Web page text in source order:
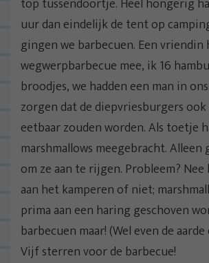
uur dan eindelijk de tent op
gingen we barbecuen. Een vriendin
wegwerpbarbecue mee, ik 16
broodjes, we hadden een man in
zorgen dat de diepvriesburgers
eetbaar zouden worden. Als toetje
marshmallows meegebracht. Alleen
om ze aan te rijgen. Probleem?
aan het kamperen of niet;
prima aan een haring geschoven
barbecuen maar! (Wel even de
Vijf sterren voor de barbecue!